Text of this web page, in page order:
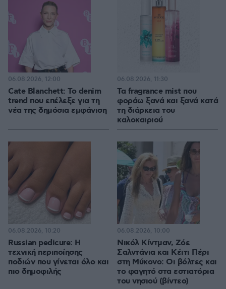
Cate Blanchett: Το denim
trend που επέλεξε για τη
νέα της δημόσια εμφάνιση
06.08.2026, 12:00
Τα fragrance mist που
φοράω ξανά και ξανά κατά
τη διάρκεια του
καλοκαιριού
06.08.2026, 11:30
Russian pedicure: Η
τεχνική περιποίησης
ποδιών που γίνεται όλο και
πιο δημοφιλής
06.08.2026, 10:20
Νικόλ Κίντμαν, Ζόε
Σαλντάνια και Κέιτι Πέρι
στη Μύκονο: Οι βόλτες και
το φαγητό στα εστιατόρια
του νησιού (βίντεο)
06.08.2026, 10:00